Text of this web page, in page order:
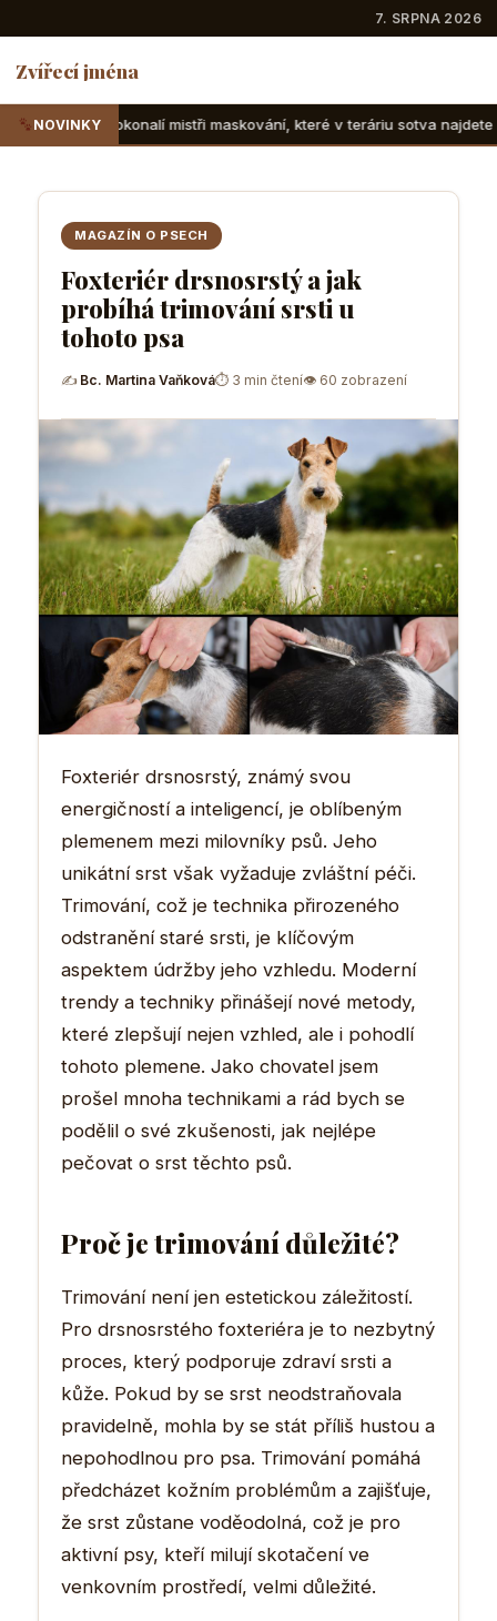
7. SRPNA 2026
Zvířecí jména
NOVINKY
mistři maskování, které v teráriu sotva najdete
MAGAZÍN O PSECH
Foxteriér drsnosrstý a jak
probíhá trimování srsti u
tohoto psa
✍ Bc. Martina Vaňková⏱ 3 min čtení👁 60 zobrazení
Foxteriér drsnosrstý, známý svou
energičností a inteligencí, je oblíbeným
plemenem mezi milovníky psů. Jeho
unikátní srst však vyžaduje zvláštní péči.
Trimování, což je technika přirozeného
odstranění staré srsti, je klíčovým
aspektem údržby jeho vzhledu. Moderní
trendy a techniky přinášejí nové metody,
které zlepšují nejen vzhled, ale i pohodlí
tohoto plemene. Jako chovatel jsem
prošel mnoha technikami a rád bych se
podělil o své zkušenosti, jak nejlépe
pečovat o srst těchto psů.
Proč je trimování důležité?
Trimování není jen estetickou záležitostí.
Pro drsnosrstého foxteriéra je to nezbytný
proces, který podporuje zdraví srsti a
kůže. Pokud by se srst neodstraňovala
pravidelně, mohla by se stát příliš hustou a
nepohodlnou pro psa. Trimování pomáhá
předcházet kožním problémům a zajišťuje,
že srst zůstane voděodolná, což je pro
aktivní psy, kteří milují skotačení ve
venkovním prostředí, velmi důležité.